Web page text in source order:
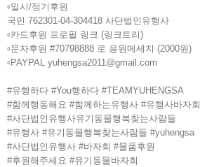
▫️일시/정기후원
국민 762301-04-304418 사단법인유행사
▫️카드후원 프로필 링크 (링크트리)
▫️문자후원 #70798888 로 응원메세지 (2000원)
▫️PAYPAL yuhengsa2011@gmail.com
#유행하다 #You행하다 #TEAMYUHENGSA
#함께행동해요 #함께하는유행사 #유행사바자회
#사단법인유행사유기동물행복찾는사람들
#유행사 #유기동물행복찾는사람들 #yuhengsa
#사단법인유행사 #바자회 #물품후원
#후원해주세요 #유기동물바자회